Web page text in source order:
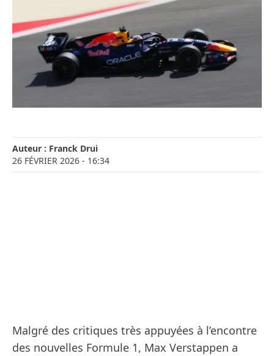
Auteur : Franck Drui
26 FÉVRIER 2026 - 16:34
Malgré des critiques très appuyées à l’encontre
des nouvelles Formule 1, Max Verstappen a